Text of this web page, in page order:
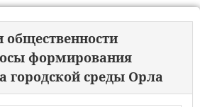
общественности
формирования
городской среды Орла